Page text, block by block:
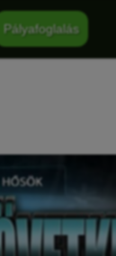
Pályafoglalás